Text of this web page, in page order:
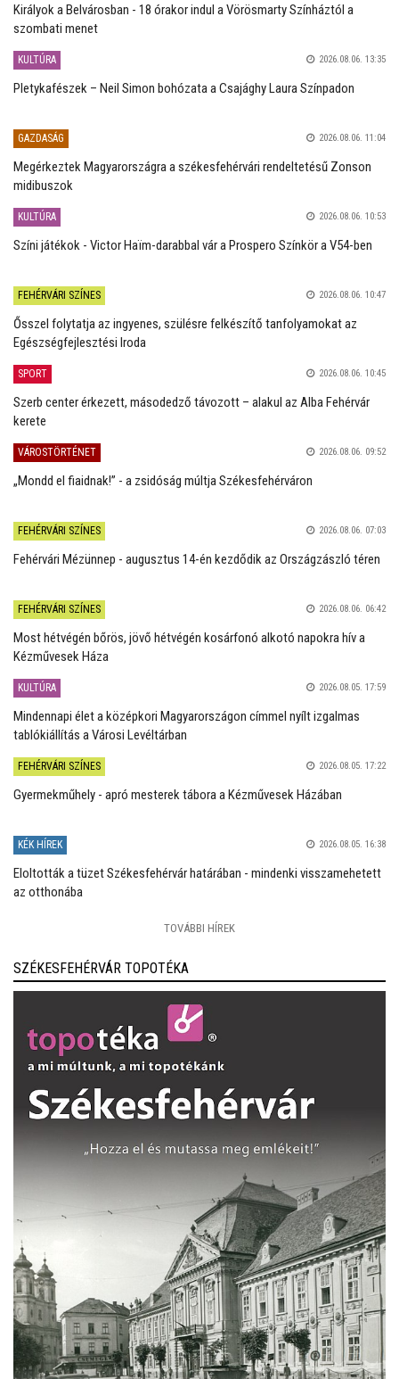
Királyok a Belvárosban - 18 órakor indul a Vörösmarty Színháztól a
szombati menet
KULTÚRA 2026.08.06. 13:35
Pletykafészek – Neil Simon bohózata a Csajághy Laura Színpadon
GAZDASÁG 2026.08.06. 11:04
Megérkeztek Magyarországra a székesfehérvári rendeltetésű Zonson
midibuszok
KULTÚRA 2026.08.06. 10:53
Színi játékok - Victor Haïm-darabbal vár a Prospero Színkör a V54-ben
FEHÉRVÁRI SZÍNES 2026.08.06. 10:47
Ősszel folytatja az ingyenes, szülésre felkészítő tanfolyamokat az
Egészségfejlesztési Iroda
SPORT 2026.08.06. 10:45
Szerb center érkezett, másodedző távozott – alakul az Alba Fehérvár
kerete
VÁROSTÖRTÉNET 2026.08.06. 09:52
„Mondd el fiaidnak!” - a zsidóság múltja Székesfehérváron
FEHÉRVÁRI SZÍNES 2026.08.06. 07:03
Fehérvári Mézünnep - augusztus 14-én kezdődik az Országzászló téren
FEHÉRVÁRI SZÍNES 2026.08.06. 06:42
Most hétvégén bőrös, jövő hétvégén kosárfonó alkotó napokra hív a
Kézművesek Háza
KULTÚRA 2026.08.05. 17:59
Mindennapi élet a középkori Magyarországon címmel nyílt izgalmas
tablókiállítás a Városi Levéltárban
FEHÉRVÁRI SZÍNES 2026.08.05. 17:22
Gyermekműhely - apró mesterek tábora a Kézművesek Házában
KÉK HÍREK 2026.08.05. 16:38
Eloltották a tüzet Székesfehérvár határában - mindenki visszamehetett
az otthonába
TOVÁBBI HÍREK
SZÉKESFEHÉRVÁR TOPOTÉKA